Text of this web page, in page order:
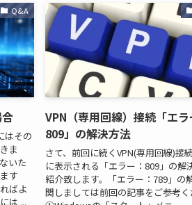
Q&A
はその
ま
いた
す
ばよ
は ...
VPN（専用回線）接続「エラ
809」の解決方法
さて、前回に続くVPN(専用回線)接
に表示される「エラー：809」の解
紹介致します。「エラー：789」の
関しましては前回の記事をご参考く